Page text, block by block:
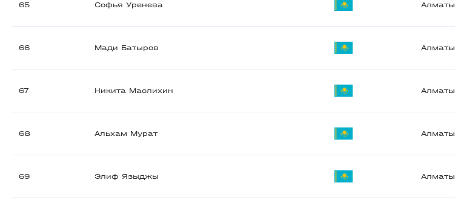
65 Софья Уренева Алматы
66 Мади Батыров Алматы
67 Никита Маслихин Алматы
68 Альхам Мурат Алматы
69 Элиф Языджы Алматы